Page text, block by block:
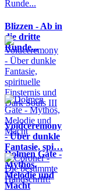
Blizzen - Ab in
die dritte
Runde...
Voidceremony
- Über dunkle
Fantasie, spi…
Dolmen Gate -
Mythos,
Melodie und
Macht